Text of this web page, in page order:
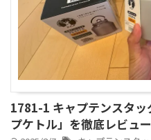
1781-1 キャプテンスタ
プケトル」を徹底レビュー